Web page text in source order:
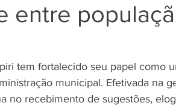
entre
tem fortalecido seu papel como
municipal. Efetivada na
no recebimento de sugestões,